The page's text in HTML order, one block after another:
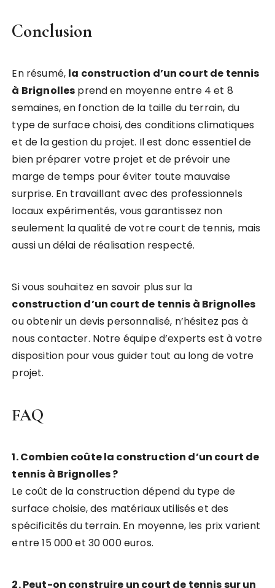
Conclusion
En résumé, la construction d’un court de tennis
à Brignolles prend en moyenne entre 4 et 8
semaines, en fonction de la taille du terrain, du
type de surface choisi, des conditions climatiques
et de la gestion du projet. Il est donc essentiel de
bien préparer votre projet et de prévoir une
marge de temps pour éviter toute mauvaise
surprise. En travaillant avec des professionnels
locaux expérimentés, vous garantissez non
seulement la qualité de votre court de tennis, mais
aussi un délai de réalisation respecté.
Si vous souhaitez en savoir plus sur la
construction d’un court de tennis à Brignolles
ou obtenir un devis personnalisé, n’hésitez pas à
nous contacter. Notre équipe d’experts est à votre
disposition pour vous guider tout au long de votre
projet.
FAQ
1. Combien coûte la construction d’un court de
tennis à Brignolles ?
Le coût de la construction dépend du type de
surface choisie, des matériaux utilisés et des
spécificités du terrain. En moyenne, les prix varient
entre 15 000 et 30 000 euros.
2. Peut-on construire un court de tennis sur un